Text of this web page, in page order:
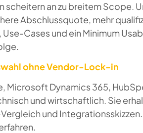
scheitern an zu breitem Scope.
Abschlussquote, mehr
Use-Cases und ein Minimum
ohne Vendor-Lock-in
Microsoft Dynamics 365,
und wirtschaftlich. Sie
und